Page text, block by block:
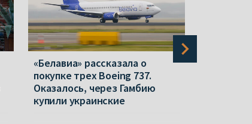
«Белавиа» рассказала о
покупке трех Boeing 737.
Оказалось, через Гамбию
купили украинские